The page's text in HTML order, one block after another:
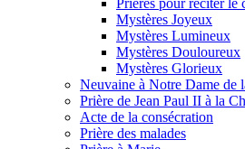
Mystères Joyeux
Mystères Lumineux
Mystères Douloureux
Mystères Glorieux
Neuvaine à Notre Dame de
Prière de Jean Paul II à la
Acte de la consécration
Prière des malades